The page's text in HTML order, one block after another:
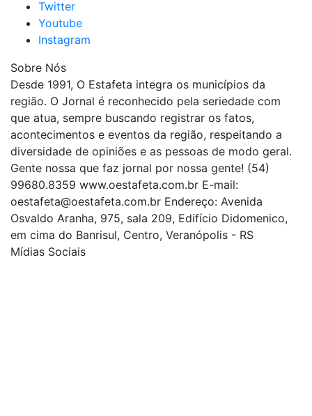
Twitter
Youtube
Instagram
Sobre Nós
Desde 1991, O Estafeta integra os municípios da
região. O Jornal é reconhecido pela seriedade com
que atua, sempre buscando registrar os fatos,
acontecimentos e eventos da região, respeitando a
diversidade de opiniões e as pessoas de modo geral.
Gente nossa que faz jornal por nossa gente! (54)
99680.8359 www.oestafeta.com.br E-mail:
oestafeta@oestafeta.com.br Endereço: Avenida
Osvaldo Aranha, 975, sala 209, Edifício Didomenico,
em cima do Banrisul, Centro, Veranópolis - RS
Mídias Sociais